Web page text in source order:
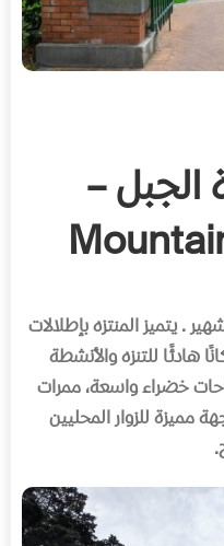
الجبل –
.يتميز المنتزه بإطلالات
هادئًا للتنزه والأنشطة
خضراء واسعة، ممرات
مميزة للزوار المحليين
.